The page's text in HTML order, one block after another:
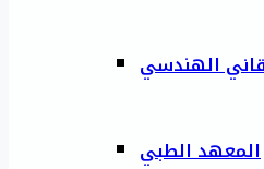
الهندسي
المعهد الطبي